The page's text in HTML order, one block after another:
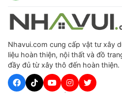
Nhavui.com cung cấp vật tư xây
liệu hoàn thiện, nội thất và đồ
đầy đủ từ xây thô đến hoàn thiện.